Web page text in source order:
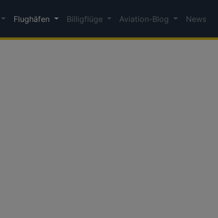
Flughäfen Billigflüge Aviation-Blog News